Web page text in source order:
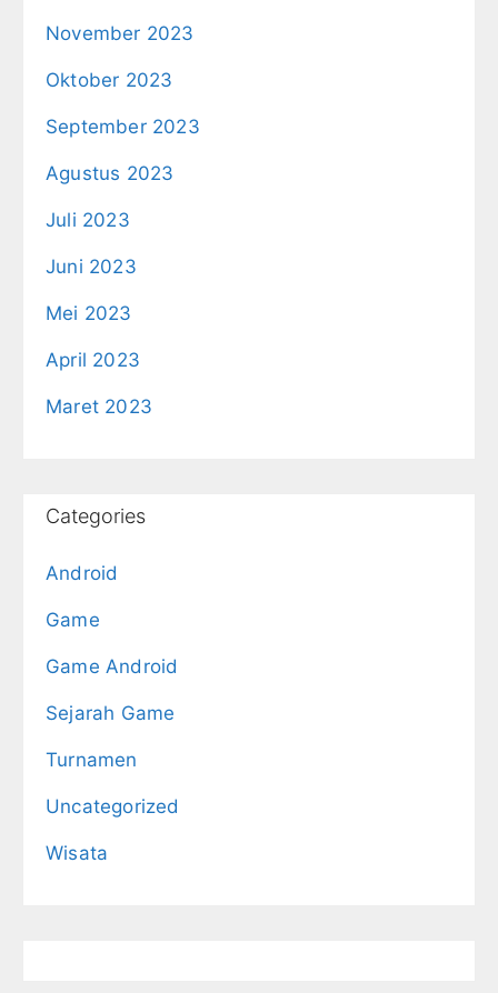
November 2023
Oktober 2023
September 2023
Agustus 2023
Juli 2023
Juni 2023
Mei 2023
April 2023
Maret 2023
Categories
Android
Game
Game Android
Sejarah Game
Turnamen
Uncategorized
Wisata